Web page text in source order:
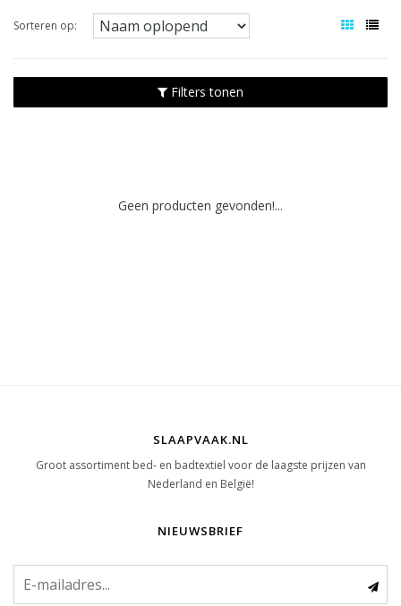
Sorteren op:
Filters tonen
Geen producten gevonden!...
SLAAPVAAK.NL
Groot assortiment bed- en badtextiel voor de laagste prijzen van
Nederland en België!
NIEUWSBRIEF